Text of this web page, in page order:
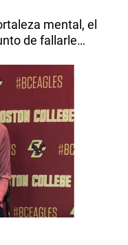
mental, el
de fallarle…